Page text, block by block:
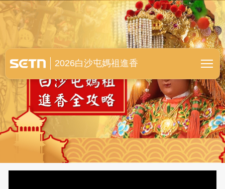
白沙屯媽祖進香全紀錄
2026白沙屯媽祖進香